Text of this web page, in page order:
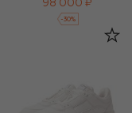
98 000 ₽
-30%